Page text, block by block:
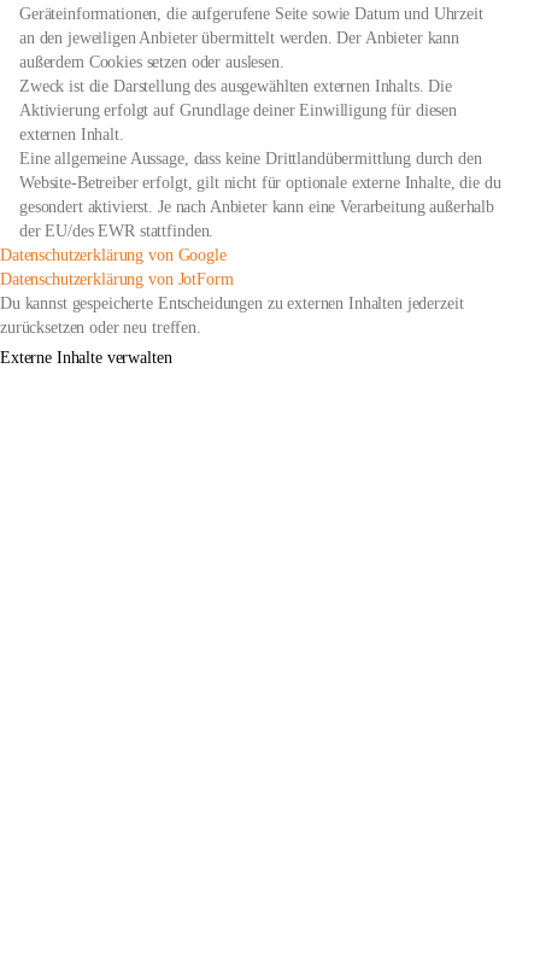
Geräteinformationen, die aufgerufene Seite sowie Datum und Uhrzeit
an den jeweiligen Anbieter übermittelt werden. Der Anbieter kann
außerdem Cookies setzen oder auslesen.
Zweck ist die Darstellung des ausgewählten externen Inhalts. Die
Aktivierung erfolgt auf Grundlage deiner Einwilligung für diesen
externen Inhalt.
Eine allgemeine Aussage, dass keine Drittlandübermittlung durch den
Website-Betreiber erfolgt, gilt nicht für optionale externe Inhalte, die du
gesondert aktivierst. Je nach Anbieter kann eine Verarbeitung außerhalb
der EU/des EWR stattfinden.
Datenschutzerklärung von Googleöffnet
in
neuem
Datenschutzerklärung von JotFormöffnet
in
Du kannst gespeicherte Entscheidungen zu externen Inhalten jederzeit
zurücksetzen oder neu treffen.
Externe Inhalte verwalten